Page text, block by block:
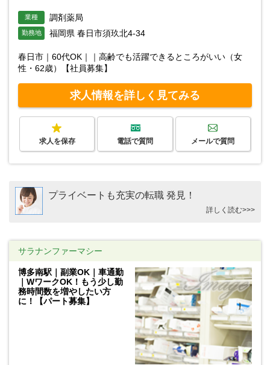
業種 調剤薬局
勤務地 福岡県 春日市須玖北4-34
春日市｜60代OK｜｜高齢でも活躍できるところがいい（女
性・62歳）【社員募集】
求人情報を詳しく見てみる
求人を保存 電話で質問 メールで質問
プライベートも充実の転職 発見！
詳しく読む>>>
サラナンファーマシー
博多南駅｜副業OK｜車通勤
｜WワークOK！もう少し勤
務時間数を増やしたい方
に！【パート募集】